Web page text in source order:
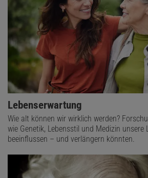
Lebenserwartung
Wie alt können wir wirklich werden?
wie Genetik, Lebensstil und Medizin unsere
beeinflussen – und verlängern könnten.